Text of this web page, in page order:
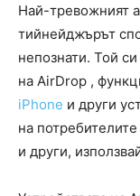
Най-тревожният
тийнейджърът
непознати. Той
на AirDrop ,
iPhone и други
на
и други,